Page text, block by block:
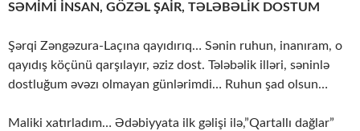
SƏMİMİ İNSAN, GÖZƏL ŞAİR, TƏLƏBƏLİK DOSTUM
Şərqi Zəngəzura-Laçına qayıdırıq… Sənin ruhun, inanıram, o
qayıdış köçünü qarşılayır, əziz dost. Tələbəlik illəri, səninlə
dostluğum əvəzı olmayan günlərimdi… Ruhun şad olsun…
Maliki xatırladım… Ədəbiyyata ilk gəlişi ilə,”Qartallı dağlar”